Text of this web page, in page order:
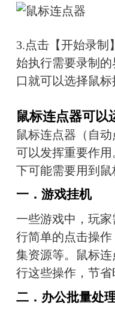
3.点击【开始录制
始执行需要录制
口就可以选择鼠标
鼠标连点器可以
鼠标连点器（自
可以发挥重要作
下可能需要用到鼠
一． 游戏挂机
一些游戏中，玩
行简单的点击操
集资源等。鼠标
行这些操作，节省
二． 办公批量处